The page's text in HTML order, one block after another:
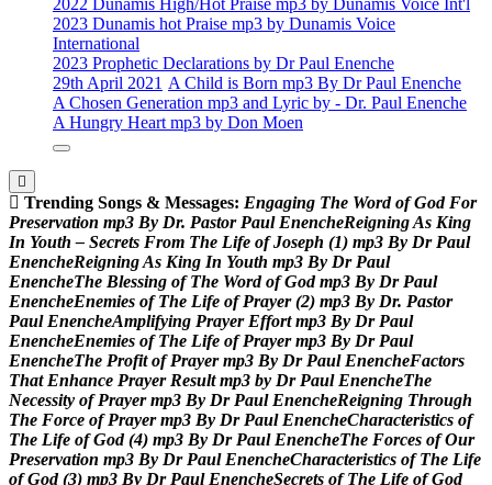
2022 Dunamis High/Hot Praise mp3 by Dunamis Voice Int'l
2023 Dunamis hot Praise mp3 by Dunamis Voice
International
2023 Prophetic Declarations by Dr Paul Enenche
29th April 2021 A Child is Born mp3 By Dr Paul Enenche
A Chosen Generation mp3 and Lyric by - Dr. Paul Enenche
A Hungry Heart mp3 by Don Moen
Trending Songs & Messages: Engaging The Word of God For
Preservation mp3 By Dr. Pastor Paul EnencheReigningAs King
In Youth – Secrets From The Life of Joseph (1) mp3 By Dr Paul
EnencheReigningAs King In Youth mp3 By Dr Paul
EnencheThe Blessing of The Word of God mp3 By Dr Paul
EnencheEnemies of The Life of Prayer (2) mp3 By Dr. Pastor
Paul EnencheAmplifying Prayer Effort mp3 By Dr Paul
EnencheEnemies of The Life of Prayer mp3 By Dr Paul
EnencheThe Profit of Prayer mp3 By Dr Paul EnencheFactors
That Enhance Prayer Result mp3 by Dr Paul EnencheThe
Necessity of Prayer mp3 By Dr Paul EnencheReigning Through
The Force of Prayer mp3 By Dr Paul EnencheCharacteristics of
The Life of God (4) mp3 By Dr Paul EnencheThe Forces of Our
Preservation mp3 By Dr Paul EnencheCharacteristics of The Life
of God (3) mp3 By Dr Paul EnencheSecrets of The Life of God